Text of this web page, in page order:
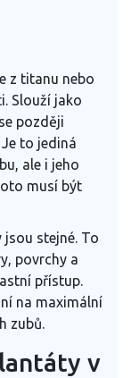
z titanu nebo
Slouží jako
později
to jediná
ale i jeho
musí být
jsou stejné. To
povrchy a
přístup.
na maximální
zubů.
v